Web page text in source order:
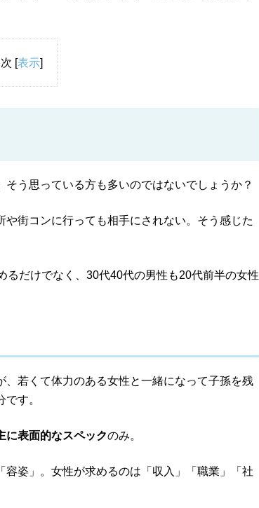
表示
そう思っている方も多いのではないでしょうか？
街コンに行っても相手にされない。そう感じた
だけでなく、30代40代の男性も20代前半の女性
若くて体力のある女性と一緒になって子孫を残
す。
に表面的なスペックのみ。
姿」。女性が求めるのは「収入」「職業」「社